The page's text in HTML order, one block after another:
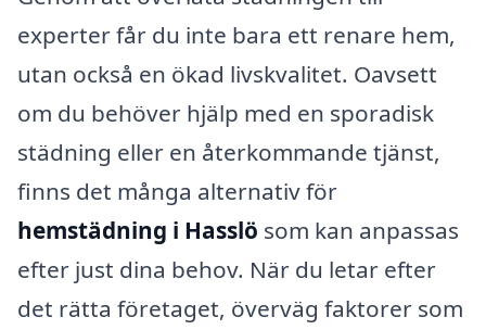
experter får du inte bara ett renare hem,
utan också en ökad livskvalitet. Oavsett
om du behöver hjälp med en sporadisk
städning eller en återkommande tjänst,
finns det många alternativ för
hemstädning i Hasslö som kan anpassas
efter just dina behov. När du letar efter
det rätta företaget, överväg faktorer som